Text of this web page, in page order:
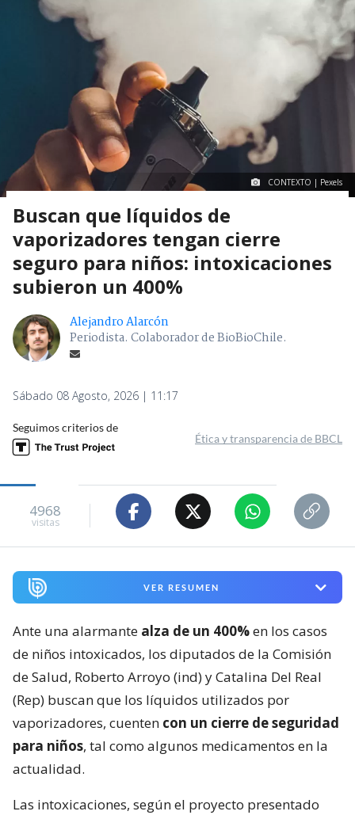
CONTEXTO | Pexels
Buscan que líquidos de
vaporizadores tengan cierre
seguro para niños: intoxicaciones
subieron un 400%
Alejandro Alarcón
Periodista. Colaborador de BioBioChile.
Sábado 08 Agosto, 2026 | 11:17
Seguimos criterios de
Ética y transparencia de BBCL
4968
visitas
VER RESUMEN
Ante una alarmante alza de un 400%en los casos
de niños intoxicados, los diputados de la Comisión
de Salud, Roberto Arroyo (ind) y Catalina Del Real
(Rep) buscan que los líquidos utilizados por
vaporizadores, cuenten con un cierre de seguridad
para niños, tal como algunos medicamentos en la
actualidad.
Las intoxicaciones, según el proyecto presentado